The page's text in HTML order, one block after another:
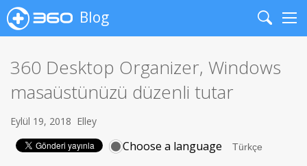
Blog
Search
360 Desktop Organizer, Windows
masaüstünüzü düzenli tutar
Eylül 19, 2018 Elley
Choose a language